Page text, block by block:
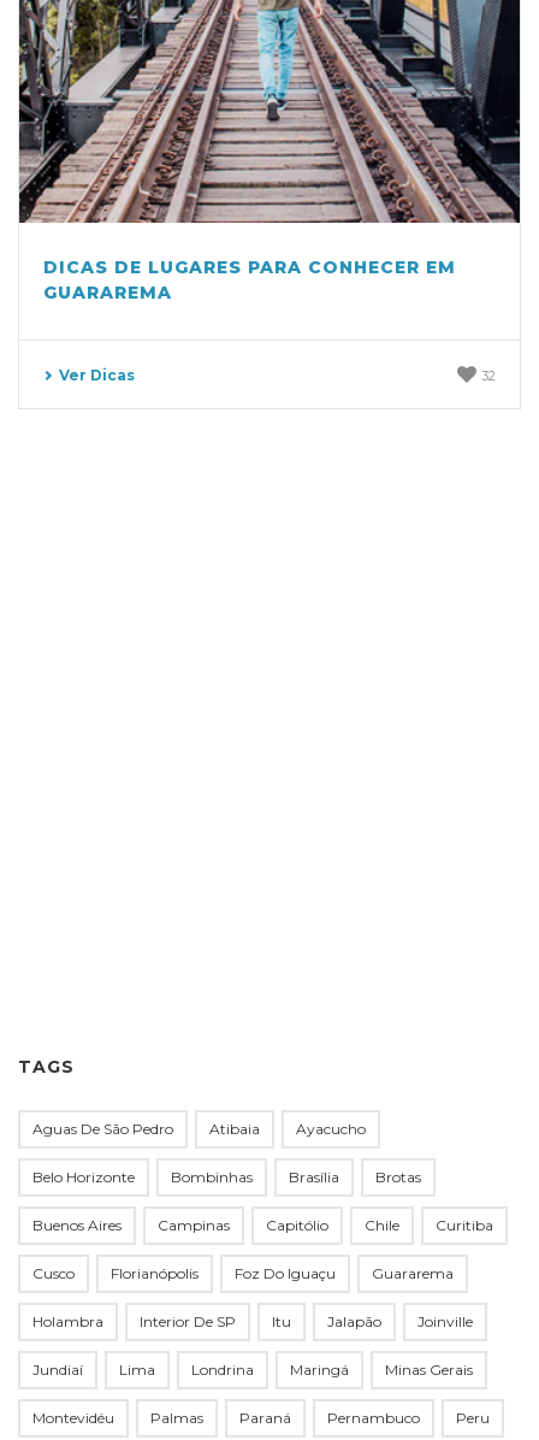
DICAS DE LUGARES PARA CONHECER EM
GUARAREMA
Ver Dicas 32
TAGS
Aguas De São Pedro Atibaia Ayacucho
Belo Horizonte Bombinhas Brasília Brotas
Buenos Aires Campinas Capitólio Chile Curitiba
Cusco Florianópolis Foz Do Iguaçu Guararema
Holambra Interior De SP Itu Jalapão Joinville
Jundiaí Lima Londrina Maringá Minas Gerais
Montevidéu Palmas Paraná Pernambuco Peru